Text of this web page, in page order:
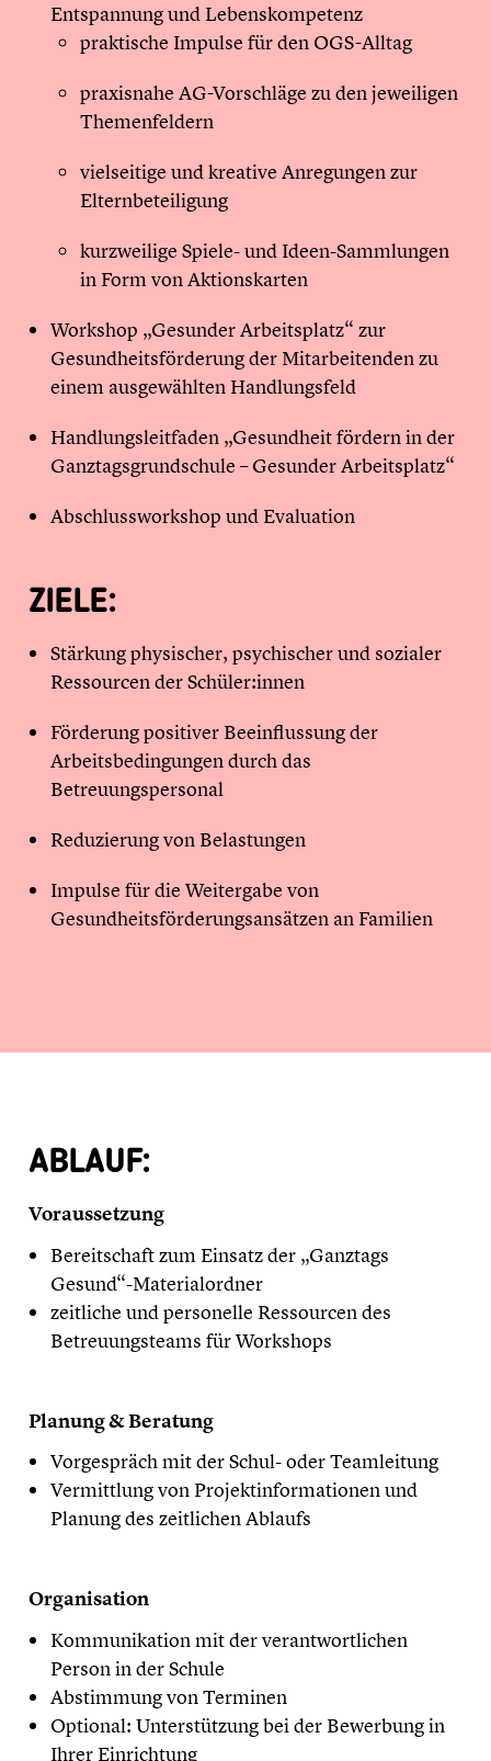
Entspannung und Lebenskompetenz
praktische Impulse für den OGS-Alltag
praxisnahe AG-Vorschläge zu den jeweiligen
Themenfeldern
vielseitige und kreative Anregungen zur
Elternbeteiligung
kurzweilige Spiele- und Ideen-Sammlungen
in Form von Aktionskarten
Workshop „Gesunder Arbeitsplatz“ zur
Gesundheitsförderung der Mitarbeitenden zu
einem ausgewählten Handlungsfeld
Handlungsleitfaden „Gesundheit fördern in der
Ganztagsgrundschule – Gesunder Arbeitsplatz“
Abschlussworkshop und Evaluation
ZIELE:
Stärkung physischer, psychischer und sozialer
Ressourcen der Schüler:innen
Förderung positiver Beeinflussung der
Arbeitsbedingungen durch das
Betreuungspersonal
Reduzierung von Belastungen
Impulse für die Weitergabe von
Gesundheitsförderungsansätzen an Familien
ABLAUF:
Voraussetzung
Bereitschaft zum Einsatz der „Ganztags
Gesund“-Materialordner
zeitliche und personelle Ressourcen des
Betreuungsteams für Workshops
Planung & Beratung
Vorgespräch mit der Schul- oder Teamleitung
Vermittlung von Projektinformationen und
Planung des zeitlichen Ablaufs
Organisation
Kommunikation mit der verantwortlichen
Person in der Schule
Abstimmung von Terminen
Optional: Unterstützung bei der Bewerbung in
Ihrer Einrichtung